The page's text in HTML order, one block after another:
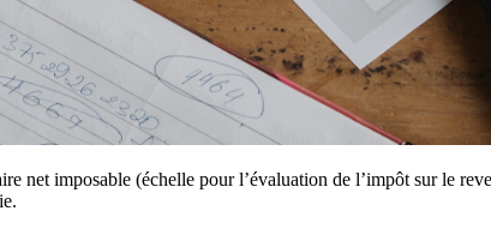
net imposable (échelle pour l’évaluation de l’impôt sur le